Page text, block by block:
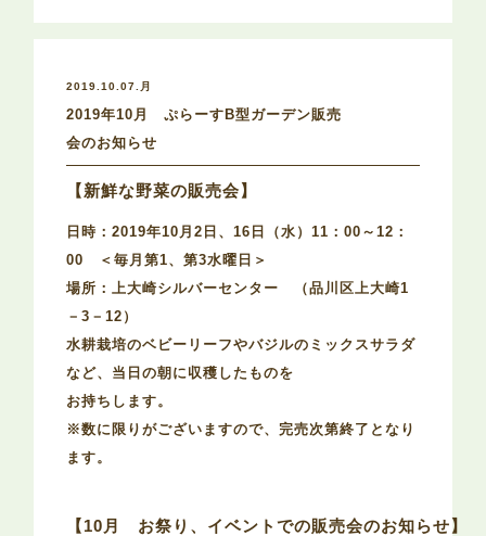
2019.10.07.月
2019年10月 ぷらーすB型ガーデン販売
会のお知らせ
【新鮮な野菜の販売会】
日時：2019年10月2日、16日（水）11：00～12：
00 ＜毎月第1、第3水曜日＞
場所：上大崎シルバーセンター （品川区上大崎1
－3－12）
水耕栽培のベビーリーフやバジルのミックスサラダ
など、当日の朝に収穫したものを
お持ちします。
※数に限りがございますので、完売次第終了となり
ます。
【10月　お祭り、イベントでの販売会のお知らせ】